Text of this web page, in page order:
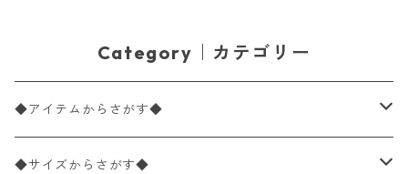
Category｜カテゴリー
◆アイテムからさがす◆
ペーパーナプキン2枚バラ売り
◆サイズからさがす◆